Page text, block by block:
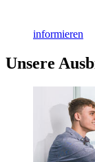
informieren
Unsere